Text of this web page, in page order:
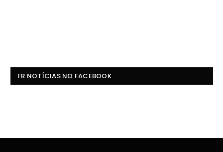
FR NOTÍCIAS NO FACEBOOK